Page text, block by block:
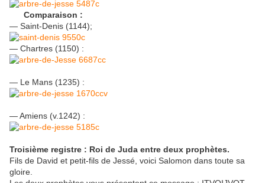
Comparaison :
— Saint-Denis (1144);
— Chartres (1150) :
— Le Mans (1235) :
— Amiens (v.1242) :
Troisième registre : Roi de Juda entre deux prophètes.
Fils de David et petit-fils de Jessé, voici Salomon dans toute sa
gloire.